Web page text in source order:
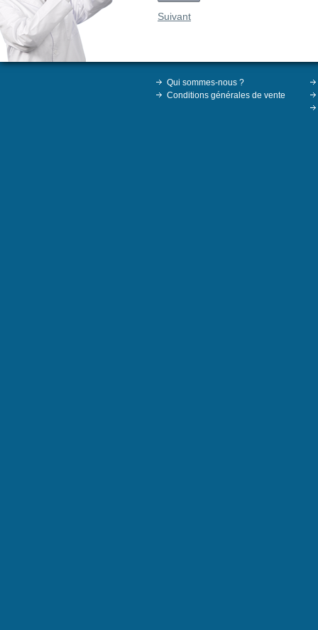
Suivant
Qui sommes-nous ?
Conditions générales de vente